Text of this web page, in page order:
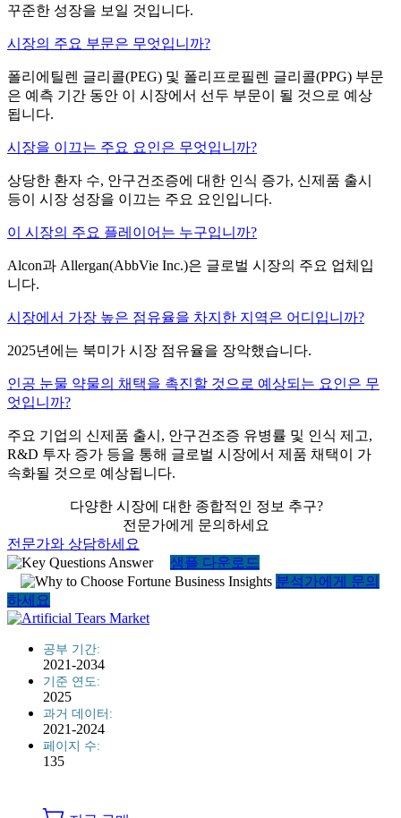
꾸준한 성장을 보일 것입니다.
시장의 주요 부문은 무엇입니까?
폴리에틸렌 글리콜(PEG) 및 폴리프로필렌 글리콜(PPG) 부문
은 예측 기간 동안 이 시장에서 선두 부문이 될 것으로 예상
됩니다.
시장을 이끄는 주요 요인은 무엇입니까?
상당한 환자 수, 안구건조증에 대한 인식 증가, 신제품 출시
등이 시장 성장을 이끄는 주요 요인입니다.
이 시장의 주요 플레이어는 누구입니까?
Alcon과 Allergan(AbbVie Inc.)은 글로벌 시장의 주요 업체입
니다.
시장에서 가장 높은 점유율을 차지한 지역은 어디입니까?
2025년에는 북미가 시장 점유율을 장악했습니다.
인공 눈물 약물의 채택을 촉진할 것으로 예상되는 요인은 무
엇입니까?
주요 기업의 신제품 출시, 안구건조증 유병률 및 인식 제고,
R&D 투자 증가 등을 통해 글로벌 시장에서 제품 채택이 가
속화될 것으로 예상됩니다.
다양한 시장에 대한 종합적인 정보 추구?
전문가에게 문의하세요
전문가와 상담하세요
샘플 다운로드
분석가에게 문의
하세요
공부 기간:
2021-2034
기준 연도:
2025
과거 데이터:
2021-2024
페이지 수:
135